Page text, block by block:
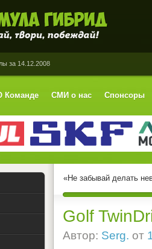
Гибрид
за 14.12.2008
Команде СМИ о нас Спонсоры
«Не забывай делать
Golf
Автор: Serg. от